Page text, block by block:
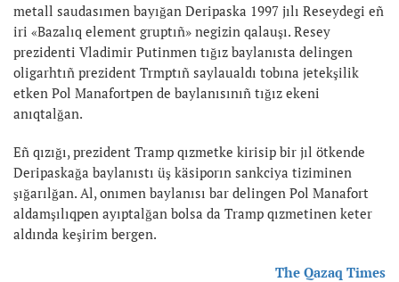
metall saudasımen bayığan Deripaska 1997 jılı Reseydegi eñ
iri «Bazalıq element gruptıñ» negizin qalauşı. Resey
prezidenti Vladimir Putinmen tığız baylanısta delingen
oligarhtıñ prezident Trmptıñ saylaualdı tobına jetekşilik
etken Pol Manafortpen de baylanısınıñ tığız ekeni
anıqtalğan.
Eñ qızığı, prezident Tramp qızmetke kirisip bir jıl ötkende
Deripaskağa baylanıstı üş käsiporın sankciya tiziminen
şığarılğan. Al, onımen baylanısı bar delingen Pol Manafort
aldamşılıqpen ayıptalğan bolsa da Tramp qızmetinen keter
aldında keşirim bergen.
The Qazaq Times